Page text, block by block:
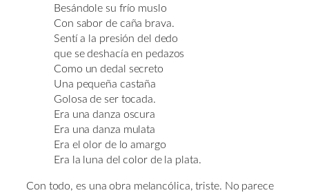
Besándole su frío muslo
Con sabor de caña brava.
Sentí a la presión del dedo
que se deshacía en pedazos
Como un dedal secreto
Una pequeña castaña
Golosa de ser tocada.
Era una danza oscura
Era una danza mulata
Era el olor de lo amargo
Era la luna del color de la plata.
Con todo, es una obra melancólica, triste. No parece